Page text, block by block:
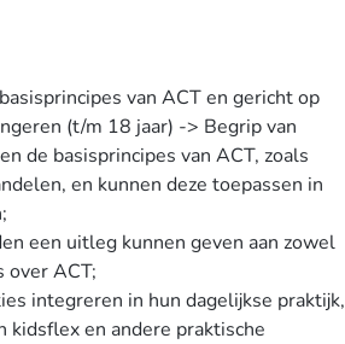
van ACT en gericht op
(t/m 18 jaar) -> Begrip van
de basisprincipes van ACT, zoals
en kunnen deze toepassen in
een uitleg kunnen geven aan zowel
over ACT;
integreren in hun dagelijkse praktijk,
kidsflex en andere praktische